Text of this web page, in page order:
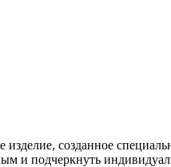
созданное
и подчеркнуть